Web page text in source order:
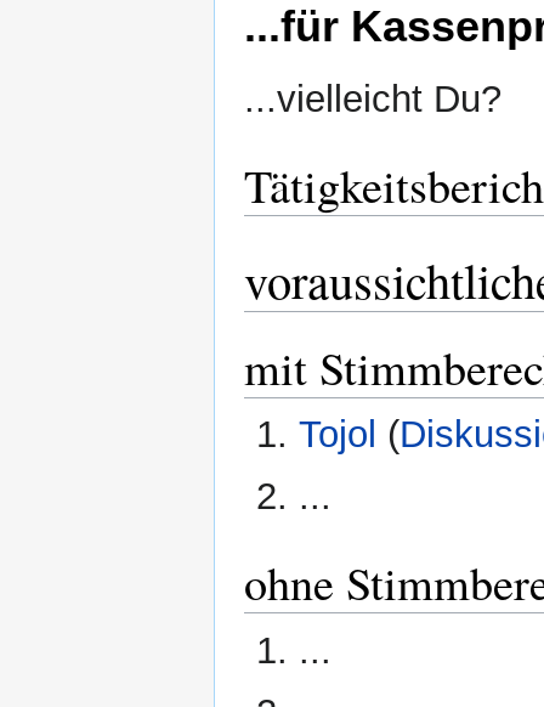
...für
...vielleicht Du?
mit
Tojol (
...
ohne
...